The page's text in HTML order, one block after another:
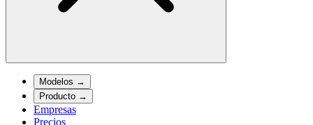
Modelos →
Producto →
Empresas
Precios